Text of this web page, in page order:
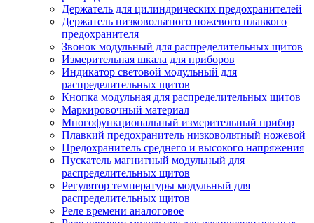
Держатель для цилиндрических предохранителей
Держатель низковольтного ножевого плавкого
предохранителя
Звонок модульный для распределительных щитов
Измерительная шкала для приборов
Индикатор световой модульный для
распределительных щитов
Кнопка модульная для распределительных щитов
Маркировочный материал
Многофункциональный измерительный прибор
Плавкий предохранитель низковольтный ножевой
Предохранитель среднего и высокого напряжения
Пускатель магнитный модульный для
распределительных щитов
Регулятор температуры модульный для
распределительных щитов
Реле времени аналоговое